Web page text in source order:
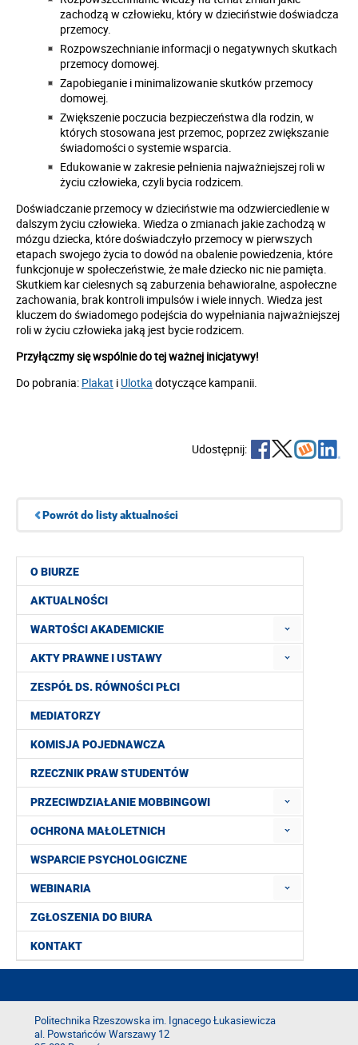
O BIURZE
AKTUALNOŚCI
WARTOŚCI AKADEMICKIE
AKTY PRAWNE I USTAWY
ZESPÓŁ DS. RÓWNOŚCI PŁCI
MEDIATORZY
KOMISJA POJEDNAWCZA
RZECZNIK PRAW STUDENTÓW
PRZECIWDZIAŁANIE MOBBINGOWI
OCHRONA MAŁOLETNICH
WSPARCIE PSYCHOLOGICZNE
WEBINARIA
ZGŁOSZENIA DO BIURA
KONTAKT
zachodzą w człowieku, który w dzieciństwie doświadcza
przemocy.
Rozpowszechnianie informacji o negatywnych skutkach
przemocy domowej.
Zapobieganie i minimalizowanie skutków przemocy
domowej.
Zwiększenie poczucia bezpieczeństwa dla rodzin, w
których stosowana jest przemoc, poprzez zwiększanie
świadomości o systemie wsparcia.
Edukowanie w zakresie pełnienia najważniejszej roli w
życiu człowieka, czyli bycia rodzicem.
Doświadczanie przemocy w dzieciństwie ma odzwierciedlenie w
dalszym życiu człowieka. Wiedza o zmianach jakie zachodzą w
mózgu dziecka, które doświadczyło przemocy w pierwszych
etapach swojego życia to dowód na obalenie powiedzenia, które
funkcjonuje w społeczeństwie, że małe dziecko nic nie pamięta.
Skutkiem kar cielesnych są zaburzenia behawioralne, aspołeczne
zachowania, brak kontroli impulsów i wiele innych. Wiedza jest
kluczem do świadomego podejścia do wypełniania najważniejszej
roli w życiu człowieka jaką jest bycie rodzicem.
Przyłączmy się wspólnie do tej ważnej inicjatywy!
Do pobrania: Plakat i Ulotka dotyczące kampanii.
Udostępnij:
Powrót do listy aktualności
Politechnika Rzeszowska im. Ignacego Łukasiewicza
al. Powstańców Warszawy 12